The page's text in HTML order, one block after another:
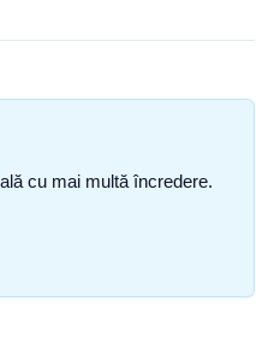
cu mai multă încredere.